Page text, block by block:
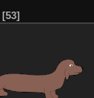
[53]